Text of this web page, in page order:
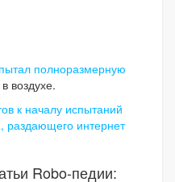
полноразмерную
воздухе.
к началу испытаний
раздающего интернет
Robo-педии: